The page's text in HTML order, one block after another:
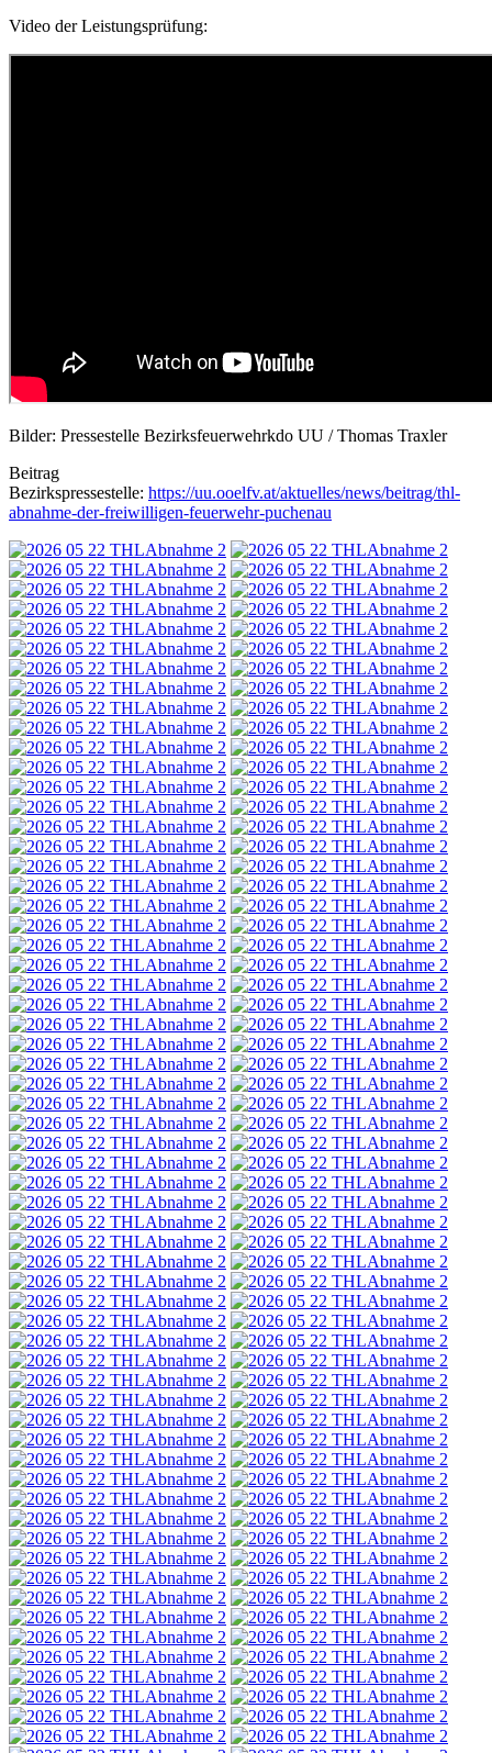
Video der Leistungsprüfung:
Bilder: Pressestelle Bezirksfeuerwehrkdo UU / Thomas Traxler
Beitrag
Bezirkspressestelle: https://uu.ooelfv.at/aktuelles/news/beitrag/thl-
abnahme-der-freiwilligen-feuerwehr-puchenau